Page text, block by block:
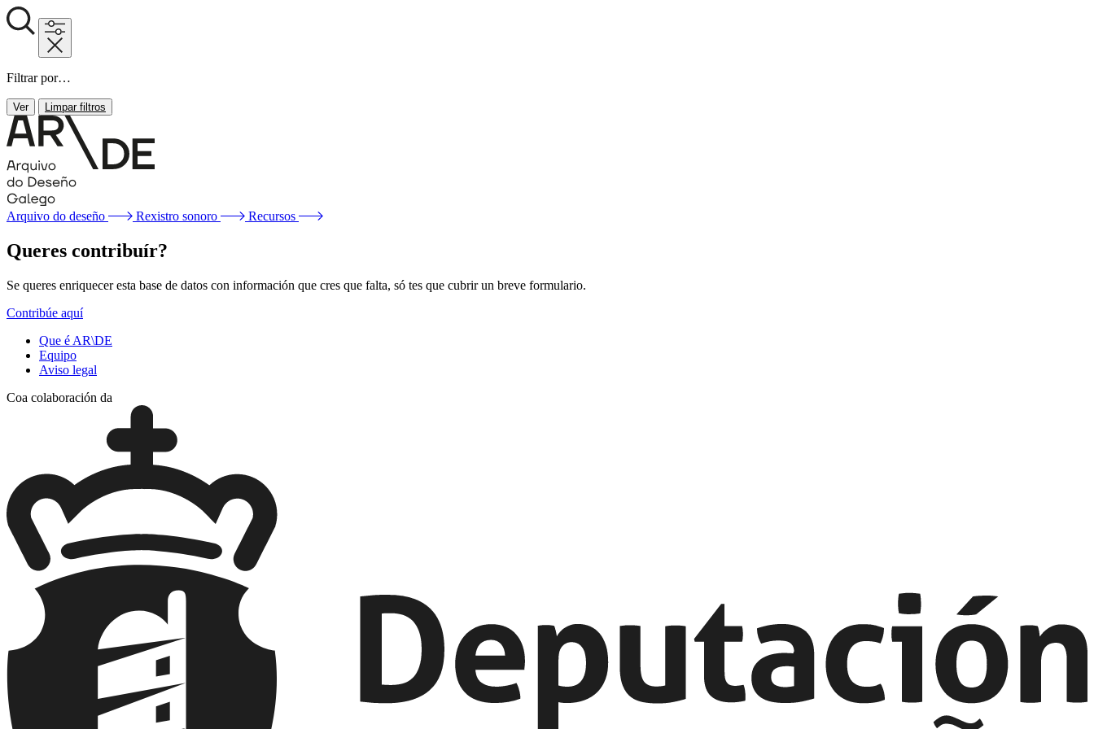
Filtrar por…
Ver Limpar filtros
Arquivo do deseño Rexistro sonoro Recursos
Queres contribuír?
Se queres enriquecer esta base de datos con información que cres que falta, só tes que cubrir un breve formulario.
Contribúe aquí
Que é AR\DE
Equipo
Aviso legal
Coa colaboración da